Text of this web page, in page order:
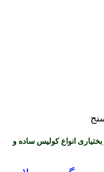
انواع کولیس ساده و